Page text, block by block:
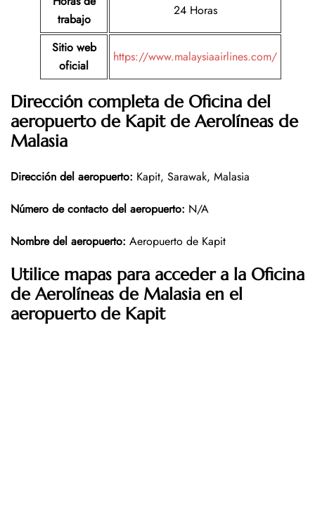
trabajo
24 Horas
Sitio web
oficial
https://www.malaysiaairlines.com/
Dirección completa de Oficina del
aeropuerto de Kapit de Aerolíneas de
Malasia
Dirección del aeropuerto: Kapit, Sarawak, Malasia
Número de contacto del aeropuerto: N/A
Nombre del aeropuerto: Aeropuerto de Kapit
Utilice mapas para acceder a la Oficina
de Aerolíneas de Malasia en el
aeropuerto de Kapit